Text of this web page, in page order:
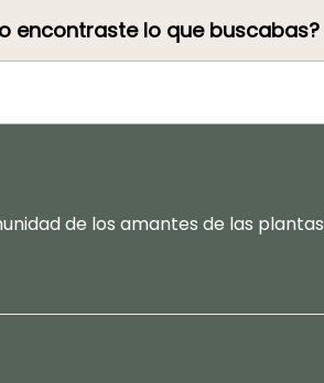
encontraste lo que buscabas?
de los amantes de las plantas